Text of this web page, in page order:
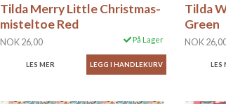
Tilda Merry Little Christmas-
misteltoe Red
NOK 26,00 På Lager
LES MER
Tilda
Green
NOK
LES